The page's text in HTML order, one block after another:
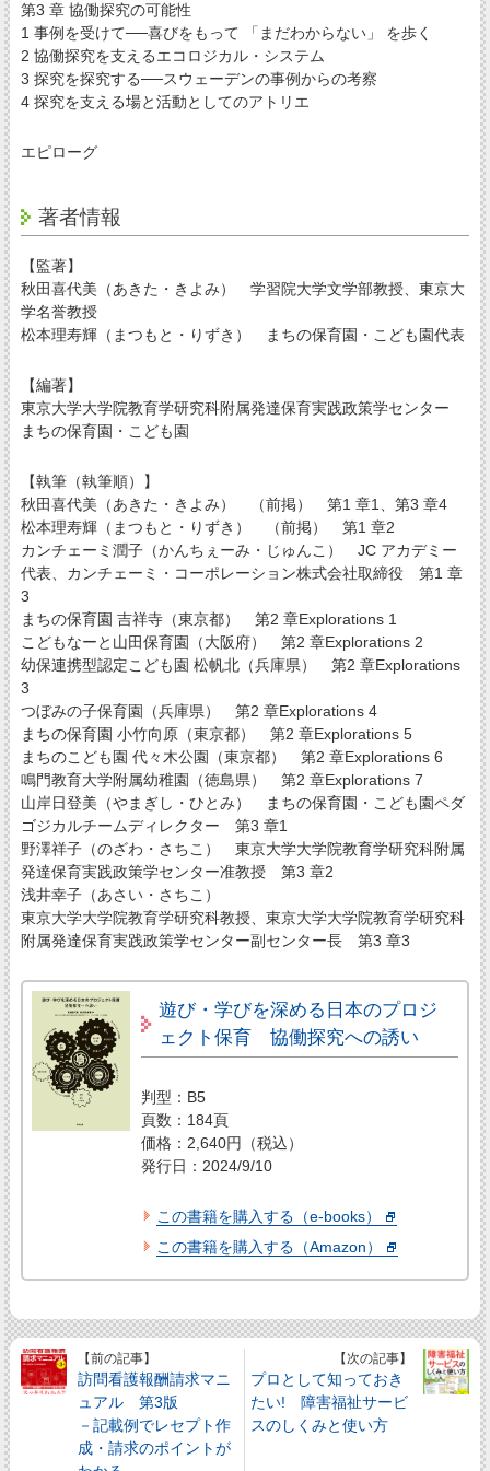
第3 章 協働探究の可能性
1 事例を受けて──喜びをもって 「まだわからない」 を歩く
2 協働探究を支えるエコロジカル・システム
3 探究を探究する──スウェーデンの事例からの考察
4 探究を支える場と活動としてのアトリエ
エピローグ
著者情報
【監著】
秋田喜代美（あきた・きよみ） 学習院大学文学部教授、東京大
学名誉教授
松本理寿輝（まつもと・りずき） まちの保育園・こども園代表
【編著】
東京大学大学院教育学研究科附属発達保育実践政策学センター
まちの保育園・こども園
【執筆（執筆順）】
秋田喜代美（あきた・きよみ） （前掲） 第1 章1、第3 章4
松本理寿輝（まつもと・りずき） （前掲） 第1 章2
カンチェーミ潤子（かんちぇーみ・じゅんこ） JC アカデミー
代表、カンチェーミ・コーポレーション株式会社取締役 第1 章
3
まちの保育園 吉祥寺（東京都） 第2 章Explorations 1
こどもなーと山田保育園（大阪府） 第2 章Explorations 2
幼保連携型認定こども園 松帆北（兵庫県） 第2 章Explorations
3
つぼみの子保育園（兵庫県） 第2 章Explorations 4
まちの保育園 小竹向原（東京都） 第2 章Explorations 5
まちのこども園 代々木公園（東京都） 第2 章Explorations 6
鳴門教育大学附属幼稚園（徳島県） 第2 章Explorations 7
山岸日登美（やまぎし・ひとみ） まちの保育園・こども園ペダ
ゴジカルチームディレクター 第3 章1
野澤祥子（のざわ・さちこ） 東京大学大学院教育学研究科附属
発達保育実践政策学センター准教授 第3 章2
浅井幸子（あさい・さちこ）
東京大学大学院教育学研究科教授、東京大学大学院教育学研究科
附属発達保育実践政策学センター副センター長 第3 章3
遊び・学びを深める日本のプロジ
ェクト保育 協働探究への誘い
判型：B5
頁数：184頁
価格：2,640円（税込）
発行日：2024/9/10
この書籍を購入する（e-books）
この書籍を購入する（Amazon）
【前の記事】
訪問看護報酬請求マニ
ュアル 第3版
－記載例でレセプト作
成・請求のポイントが
【次の記事】
プロとして知っておき
たい! 障害福祉サービ
スのしくみと使い方